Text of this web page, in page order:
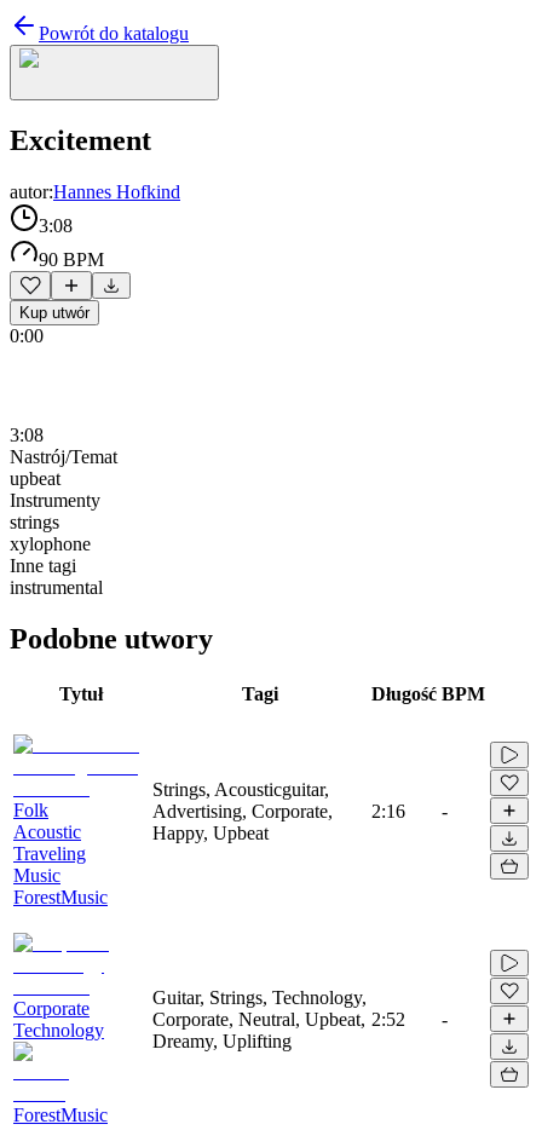
Powrót do katalogu
Excitement
autor:Hannes Hofkind
3:08
90 BPM
Kup utwór
0:00
3:08
Nastrój/Temat
upbeat
Instrumenty
strings
xylophone
Inne tagi
instrumental
Podobne utwory
Tytuł Tagi Długość BPM
Folk
Acoustic
Traveling
Music
ForestMusic
Strings, Acousticguitar,
Advertising, Corporate,
Happy, Upbeat
2:16 -
Corporate
Technology
ForestMusic
Guitar, Strings, Technology,
Corporate, Neutral, Upbeat,
Dreamy, Uplifting
2:52 -